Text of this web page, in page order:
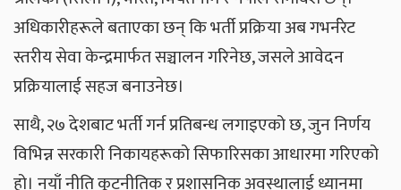
अधिकारीहरूले बताएका छन् कि भर्ती प्रक्रिया अब गभर्नरेट
स्तरीय सेवा केन्द्रमार्फत सञ्चालन गरिनेछ, जसले आवेदन
प्रक्रियालाई सहज बनाउनेछ।
साथै, २७ देशबाट भर्ती गर्न प्रतिबन्ध लगाइएको छ, जुन निर्णय
विभिन्न सरकारी निकायहरूको सिफारिसका आधारमा गरिएको
हो। नयाँ नीति कूटनीतिक र प्रशासनिक अवस्थालाई ध्यानमा